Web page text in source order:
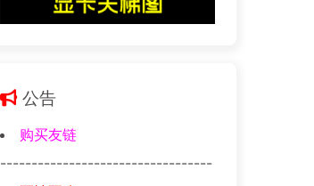
公告
购买友链
----------------------------------